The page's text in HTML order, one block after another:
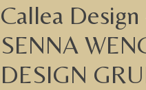
Callea
SENNA
DESIGN